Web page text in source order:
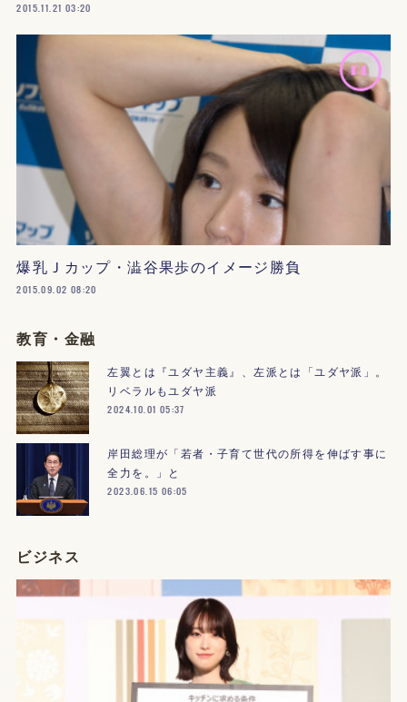
2015.11.21 03:20
爆乳Ｊカップ・澁谷果歩のイメージ勝負
2015.09.02 08:20
教育・金融
左翼とは『ユダヤ主義』、左派とは「ユダヤ派」。
リベラルもユダヤ派
2024.10.01 05:37
岸田総理が「若者・子育て世代の所得を伸ばす事に
全力を。」と
2023.06.15 06:05
ビジネス